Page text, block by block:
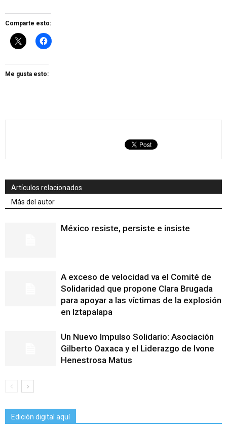
Comparte esto:
Me gusta esto:
Artículos relacionados
Más del autor
México resiste, persiste e insiste
A exceso de velocidad va el Comité de
Solidaridad que propone Clara Brugada
para apoyar a las víctimas de la explosión
en Iztapalapa
Un Nuevo Impulso Solidario: Asociación
Gilberto Oaxaca y el Liderazgo de Ivone
Henestrosa Matus
Edición digital aquí